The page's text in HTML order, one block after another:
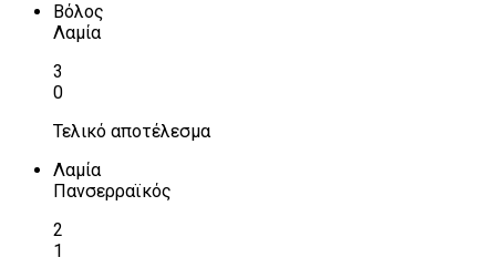
Βόλος
Λαμία
3
0
Τελικό αποτέλεσμα
Λαμία
Πανσερραϊκός
2
1